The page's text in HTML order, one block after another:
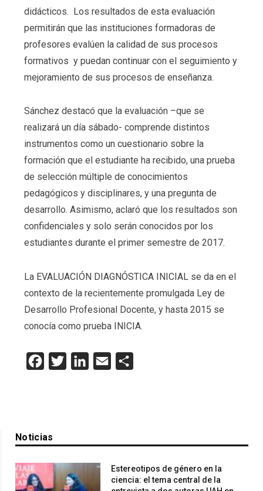
didácticos. Los resultados de esta evaluación
permitirán que las instituciones formadoras de
profesores evalúen la calidad de sus procesos
formativos y puedan continuar con el seguimiento y
mejoramiento de sus procesos de enseñanza.
Sánchez destacó que la evaluación –que se
realizará un día sábado- comprende distintos
instrumentos como un cuestionario sobre la
formación que el estudiante ha recibido, una prueba
de selección múltiple de conocimientos
pedagógicos y disciplinares, y una pregunta de
desarrollo. Asimismo, aclaró que los resultados son
confidenciales y solo serán conocidos por los
estudiantes durante el primer semestre de 2017.
La EVALUACIÓN DIAGNÓSTICA INICIAL se da en el
contexto de la recientemente promulgada Ley de
Desarrollo Profesional Docente, y hasta 2015 se
conocía como prueba INICIA.
Facebook
Twitter LinkedInEmail
Noticias
Estereotipos de género en la
ciencia: el tema central de la